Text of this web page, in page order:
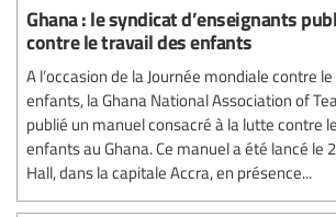
Ghana : le syndicat d’enseignants
contre le travail des enfants
A l’occasion de la Journée mondiale contre
enfants, la Ghana National Association of
publié un manuel consacré à la lutte contre
enfants au Ghana. Ce manuel a été lancé le
Hall, dans la capitale Accra, en présence...